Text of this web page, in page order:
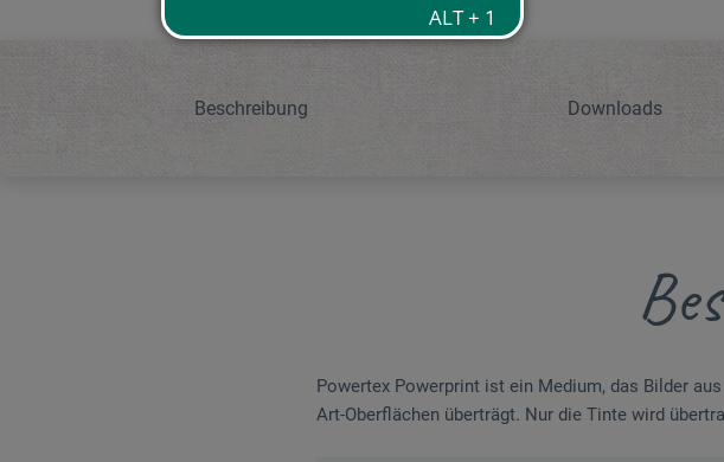
Beschreibung Downloads
Powertex Powerprint ist ein Medium, das Bilder
Art-Oberflächen überträgt. Nur die Tinte wird